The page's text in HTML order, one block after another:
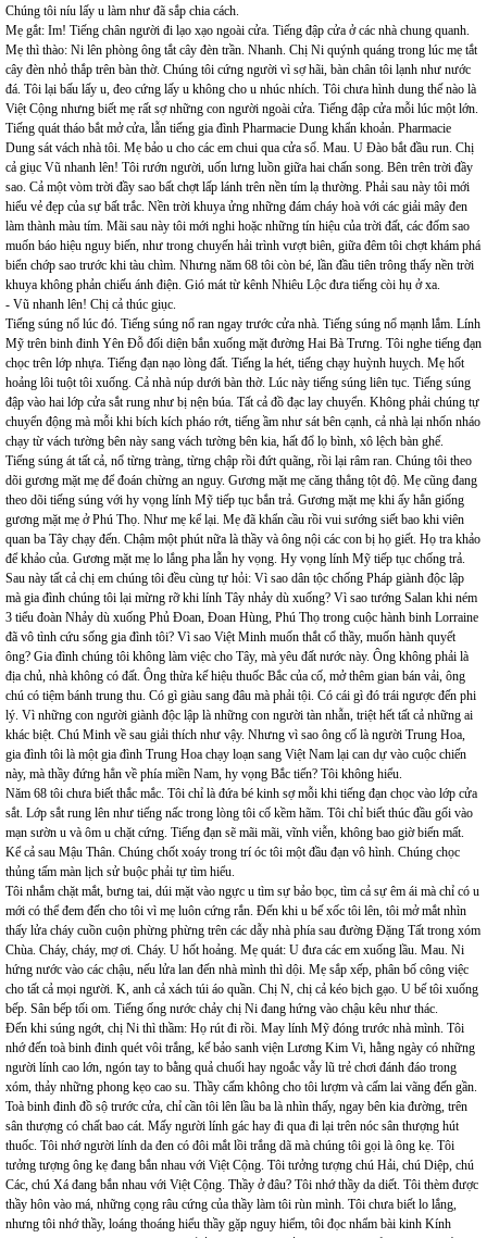
Chúng tôi níu lấy u làm như đã sắp chia cách.
Mẹ gắt: Im! Tiếng chân người đi lạo xạo ngoài cửa. Tiếng đập cửa ở các nhà chung quanh.
Mẹ thì thào: Ni lên phòng ông tắt cây đèn trần. Nhanh. Chị Ni quýnh quáng trong lúc mẹ tắt
cây đèn nhỏ thắp trên bàn thờ. Chúng tôi cứng người vì sợ hãi, bàn chân tôi lạnh như nước
đá. Tôi lại bấu lấy u, đeo cứng lấy u không cho u nhúc nhích. Tôi chưa hình dung thế nào là
Việt Cộng nhưng biết mẹ rất sợ những con người ngoài cửa. Tiếng đập cửa mỗi lúc một lớn.
Tiếng quát tháo bắt mở cửa, lẫn tiếng gia đình Pharmacie Dung khẩn khoản. Pharmacie
Dung sát vách nhà tôi. Mẹ bảo u cho các em chui qua cửa sổ. Mau. U Đào bắt đầu run. Chị
cả giục Vũ nhanh lên! Tôi rướn người, uốn lưng luồn giữa hai chấn song. Bên trên trời đầy
sao. Cả một vòm trời đầy sao bất chợt lấp lánh trên nền tím lạ thường. Phải sau này tôi mới
hiểu vẻ đẹp của sự bất trắc. Nền trời khuya ửng những đám cháy hoà với các giải mây đen
làm thành màu tím. Mãi sau này tôi mới nghi hoặc những tín hiệu của trời đất, các đốm sao
muốn báo hiệu nguy biến, như trong chuyến hải trình vượt biên, giữa đêm tôi chợt khám phá
biển chớp sao trước khi tàu chìm. Nhưng năm 68 tôi còn bé, lần đầu tiên trông thấy nền trời
khuya không phản chiếu ánh điện. Gió mát từ kênh Nhiêu Lộc đưa tiếng còi hụ ở xa.
- Vũ nhanh lên! Chị cả thúc giục.
Tiếng súng nổ lúc đó. Tiếng súng nổ ran ngay trước cửa nhà. Tiếng súng nổ mạnh lắm. Lính
Mỹ trên binh đinh Yên Đỗ đối diện bắn xuống mặt đường Hai Bà Trưng. Tôi nghe tiếng đạn
chọc trên lớp nhựa. Tiếng đạn nạo lòng đất. Tiếng la hét, tiếng chạy huỳnh huỵch. Mẹ hốt
hoảng lôi tuột tôi xuống. Cả nhà núp dưới bàn thờ. Lúc này tiếng súng liên tục. Tiếng súng
đập vào hai lớp cửa sắt rung như bị nện búa. Tất cả đồ đạc lay chuyển. Không phải chúng tự
chuyển động mà mỗi khi bích kích pháo rớt, tiếng ầm như sát bên cạnh, cả nhà lại nhốn nháo
chạy từ vách tường bên này sang vách tường bên kia, hất đổ lọ bình, xô lệch bàn ghế.
Tiếng súng át tất cả, nổ từng tràng, từng chập rồi đứt quãng, rồi lại râm ran. Chúng tôi theo
dõi gương mặt mẹ để đoán chừng an nguy. Gương mặt mẹ căng thẳng tột độ. Mẹ cũng đang
theo dõi tiếng súng với hy vọng lính Mỹ tiếp tục bắn trả. Gương mặt mẹ khi ấy hẳn giống
gương mặt mẹ ở Phú Thọ. Như mẹ kể lại. Mẹ đã khẩn cầu rồi vui sướng siết bao khi viên
quan ba Tây chạy đến. Chậm một phút nữa là thầy và ông nội các con bị họ giết. Họ tra khảo
để khảo của. Gương mặt mẹ lo lắng pha lẫn hy vọng. Hy vọng lính Mỹ tiếp tục chống trả.
Sau này tất cả chị em chúng tôi đều cùng tự hỏi: Vì sao dân tộc chống Pháp giành độc lập
mà gia đình chúng tôi lại mừng rỡ khi lính Tây nhảy dù xuống? Vì sao tướng Salan khi ném
3 tiểu đoàn Nhảy dù xuống Phủ Đoan, Đoan Hùng, Phú Thọ trong cuộc hành binh Lorraine
đã vô tình cứu sống gia đình tôi? Vì sao Việt Minh muốn thắt cổ thầy, muốn hành quyết
ông? Gia đình chúng tôi không làm việc cho Tây, mà yêu đất nước này. Ông không phải là
địa chủ, nhà không có đất. Ông thừa kế hiệu thuốc Bắc của cố, mở thêm gian bán vải, ông
chú có tiệm bánh trung thu. Có gì giàu sang đâu mà phải tội. Có cái gì đó trái ngược đến phi
lý. Vì những con người giành độc lập là những con người tàn nhẫn, triệt hết tất cả những ai
khác biệt. Chú Minh về sau giải thích như vậy. Nhưng vì sao ông cố là người Trung Hoa,
gia đình tôi là một gia đình Trung Hoa chạy loạn sang Việt Nam lại can dự vào cuộc chiến
này, mà thầy đứng hẳn về phía miền Nam, hy vọng Bắc tiến? Tôi không hiểu.
Năm 68 tôi chưa biết thắc mắc. Tôi chỉ là đứa bé kinh sợ mỗi khi tiếng đạn chọc vào lớp cửa
sắt. Lớp sắt rung lên như tiếng nấc trong lòng tôi cố kềm hãm. Tôi chỉ biết thúc đầu gối vào
mạn sườn u và ôm u chặt cứng. Tiếng đạn sẽ mãi mãi, vĩnh viễn, không bao giờ biến mất.
Kể cả sau Mậu Thân. Chúng chốt xoáy trong trí óc tôi một đầu đạn vô hình. Chúng chọc
thủng tấm màn lịch sử buộc phải tự tìm hiểu.
Tôi nhắm chặt mắt, bưng tai, dúi mặt vào ngực u tìm sự bảo bọc, tìm cả sự êm ái mà chỉ có u
mới có thể đem đến cho tôi vì mẹ luôn cứng rắn. Đến khi u bế xốc tôi lên, tôi mở mắt nhìn
thấy lửa cháy cuồn cuộn phừng phừng trên các dẫy nhà phía sau đường Đặng Tất trong xóm
Chùa. Cháy, cháy, mợ ơi. Cháy. U hốt hoảng. Mẹ quát: U đưa các em xuống lầu. Mau. Ni
hứng nước vào các chậu, nếu lửa lan đến nhà mình thì dội. Mẹ sắp xếp, phân bố công việc
cho tất cả mọi người. K, anh cả xách túi áo quần. Chị N, chị cả kéo bịch gạo. U bế tôi xuống
bếp. Sân bếp tối om. Tiếng ống nước chảy chị Ni đang hứng vào chậu kêu như thác.
Đến khi súng ngớt, chị Ni thì thầm: Họ rút đi rồi. May lính Mỹ đóng trước nhà mình. Tôi
nhớ đến toà binh đinh quét vôi trắng, kế bảo sanh viện Lương Kim Vi, hằng ngày có những
người lính cao lớn, ngón tay to bằng quả chuối hay ngoắc vẫy lũ trẻ chơi đánh đáo trong
xóm, thảy những phong kẹo cao su. Thầy cấm không cho tôi lượm và cấm lai vãng đến gần.
Toà binh đinh đồ sộ trước cửa, chỉ cần tôi lên lầu ba là nhìn thấy, ngay bên kia đường, trên
sân thượng có chất bao cát. Mấy người lính gác hay đi qua đi lại trên nóc sân thượng hút
thuốc. Tôi nhớ người lính da đen có đôi mắt lồi trắng dã mà chúng tôi gọi là ông kẹ. Tôi
tưởng tượng ông kẹ đang bắn nhau với Việt Cộng. Tôi tưởng tượng chú Hải, chú Diệp, chú
Các, chú Xá đang bắn nhau với Việt Cộng. Thầy ở đâu? Tôi nhớ thầy da diết. Tôi thèm được
thầy hôn vào má, những cọng râu cứng của thầy làm tôi rùn mình. Tôi chưa biết lo lắng,
nhưng tôi nhớ thầy, loáng thoáng hiểu thầy gặp nguy hiểm, tôi đọc nhẩm bài kinh Kính